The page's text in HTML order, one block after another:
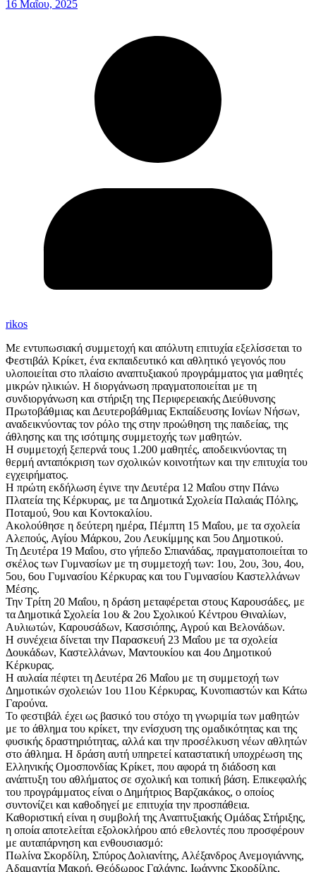
16 Μαΐου, 2025
rikos
Με εντυπωσιακή συμμετοχή και απόλυτη επιτυχία εξελίσσεται το
Φεστιβάλ Κρίκετ, ένα εκπαιδευτικό και αθλητικό γεγονός που
υλοποιείται στο πλαίσιο αναπτυξιακού προγράμματος για μαθητές
μικρών ηλικιών. Η διοργάνωση πραγματοποιείται με τη
συνδιοργάνωση και στήριξη της Περιφερειακής Διεύθυνσης
Πρωτοβάθμιας και Δευτεροβάθμιας Εκπαίδευσης Ιονίων Νήσων,
αναδεικνύοντας τον ρόλο της στην προώθηση της παιδείας, της
άθλησης και της ισότιμης συμμετοχής των μαθητών.
Η συμμετοχή ξεπερνά τους 1.200 μαθητές, αποδεικνύοντας τη
θερμή ανταπόκριση των σχολικών κοινοτήτων και την επιτυχία του
εγχειρήματος.
Η πρώτη εκδήλωση έγινε την Δευτέρα 12 Μαΐου στην Πάνω
Πλατεία της Κέρκυρας, με τα Δημοτικά Σχολεία Παλαιάς Πόλης,
Ποταμού, 9ου και Κοντοκαλίου.
Ακολούθησε η δεύτερη ημέρα, Πέμπτη 15 Μαΐου, με τα σχολεία
Αλεπούς, Αγίου Μάρκου, 2ου Λευκίμμης και 5ου Δημοτικού.
Τη Δευτέρα 19 Μαΐου, στο γήπεδο Σπιανάδας, πραγματοποιείται το
σκέλος των Γυμνασίων με τη συμμετοχή των: 1ου, 2ου, 3ου, 4ου,
5ου, 6ου Γυμνασίου Κέρκυρας και του Γυμνασίου Καστελλάνων
Μέσης.
Την Τρίτη 20 Μαΐου, η δράση μεταφέρεται στους Καρουσάδες, με
τα Δημοτικά Σχολεία 1ου & 2ου Σχολικού Κέντρου Θιναλίων,
Αυλιωτών, Καρουσάδων, Κασσιόπης, Αγρού και Βελονάδων.
Η συνέχεια δίνεται την Παρασκευή 23 Μαΐου με τα σχολεία
Δουκάδων, Καστελλάνων, Μαντουκίου και 4ου Δημοτικού
Κέρκυρας.
Η αυλαία πέφτει τη Δευτέρα 26 Μαΐου με τη συμμετοχή των
Δημοτικών σχολειών 1ου 11ου Κέρκυρας, Κυνοπιαστών και Κάτω
Γαρούνα.
Το φεστιβάλ έχει ως βασικό του στόχο τη γνωριμία των μαθητών
με το άθλημα του κρίκετ, την ενίσχυση της ομαδικότητας και της
φυσικής δραστηριότητας, αλλά και την προσέλκυση νέων αθλητών
στο άθλημα. Η δράση αυτή υπηρετεί καταστατική υποχρέωση της
Ελληνικής Ομοσπονδίας Κρίκετ, που αφορά τη διάδοση και
ανάπτυξη του αθλήματος σε σχολική και τοπική βάση. Επικεφαλής
του προγράμματος είναι ο Δημήτριος Βαρζακάκος, ο οποίος
συντονίζει και καθοδηγεί με επιτυχία την προσπάθεια.
Καθοριστική είναι η συμβολή της Αναπτυξιακής Ομάδας Στήριξης,
η οποία αποτελείται εξολοκλήρου από εθελοντές που προσφέρουν
με αυταπάρνηση και ενθουσιασμό:
Πωλίνα Σκορδίλη, Σπύρος Δολιανίτης, Αλέξανδρος Ανεμογιάννης,
Αδαμαντία Μακρή, Θεόδωρος Γαλάνης, Ιωάννης Σκορδίλης,